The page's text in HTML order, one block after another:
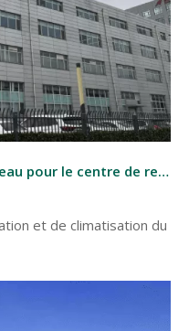
Refroidisseur à vis refroidi à l'eau pour le centre de recherche scientifique de Pékin
et de climatisation du